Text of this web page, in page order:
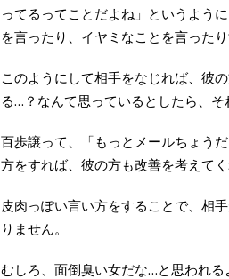
ってるってことだよね」というよう
を言ったり、イヤミなことを言った
このようにして相手をなじれば、彼
る…？なんて思っているとしたら、
百歩譲って、「もっとメールちょう
方をすれば、彼の方も改善を考えて
皮肉っぽい言い方をすることで、相
りません。
むしろ、面倒臭い女だな…と思われ